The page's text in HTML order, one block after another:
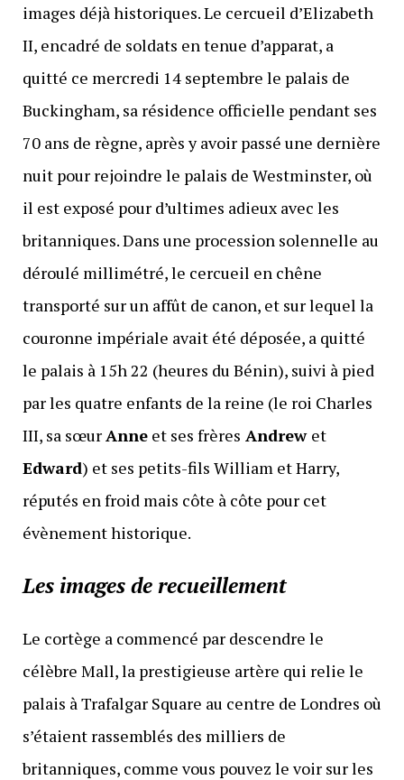
images déjà historiques. Le cercueil d’Elizabeth
II, encadré de soldats en tenue d’apparat, a
quitté ce mercredi 14 septembre le palais de
Buckingham, sa résidence officielle pendant ses
70 ans de règne, après y avoir passé une dernière
nuit pour rejoindre le palais de Westminster, où
il est exposé pour d’ultimes adieux avec les
britanniques. Dans une procession solennelle au
déroulé millimétré, le cercueil en chêne
transporté sur un affût de canon, et sur lequel la
couronne impériale avait été déposée, a quitté
le palais à 15h 22 (heures du Bénin), suivi à pied
par les quatre enfants de la reine (le roi Charles
III, sa sœurAnneet ses frères Andrew et
Edward) et ses petits-fils William et Harry,
réputés en froid mais côte à côte pour cet
évènement historique.
Les images de recueillement
Le cortège a commencé par descendre le
célèbre Mall, la prestigieuse artère qui relie le
palais à Trafalgar Square au centre de Londres où
s’étaient rassemblés des milliers de
britanniques, comme vous pouvez le voir sur les